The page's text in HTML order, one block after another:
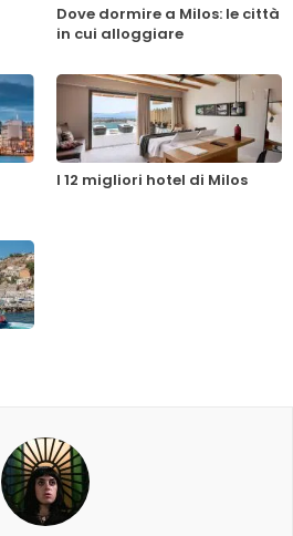
Dove dormire a Milos: le città
in cui alloggiare
I 12 migliori hotel di Milos